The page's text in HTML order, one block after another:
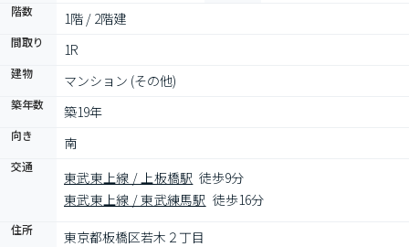
階数 1階 / 2階建
間取り 1R
建物 マンション (その他)
築年数 築19年
向き 南
交通
東武東上線 / 上板橋駅 徒歩9分
東武東上線 / 東武練馬駅 徒歩16分
住所 東京都板橋区若木２丁目